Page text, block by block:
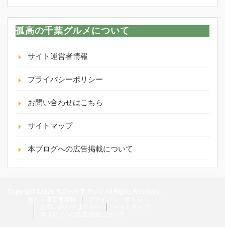
孤高の千葉グルメについて
サイト運営者情報
プライバシーポリシー
お問い合わせはこちら
サイトマップ
本ブログへの広告掲載について